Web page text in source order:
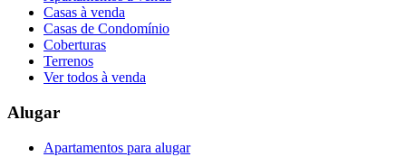
Casas à venda
Casas de Condomínio
Coberturas
Terrenos
Ver todos à venda
Alugar
Apartamentos para alugar